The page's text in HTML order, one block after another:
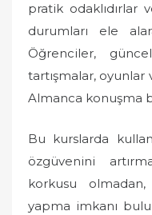
pratik odaklıdırlar
durumları ele
Öğrenciler,
tartışmalar,
Almanca konuşma
Bu kurslarda
özgüvenini
korkusu
yapma imkanı